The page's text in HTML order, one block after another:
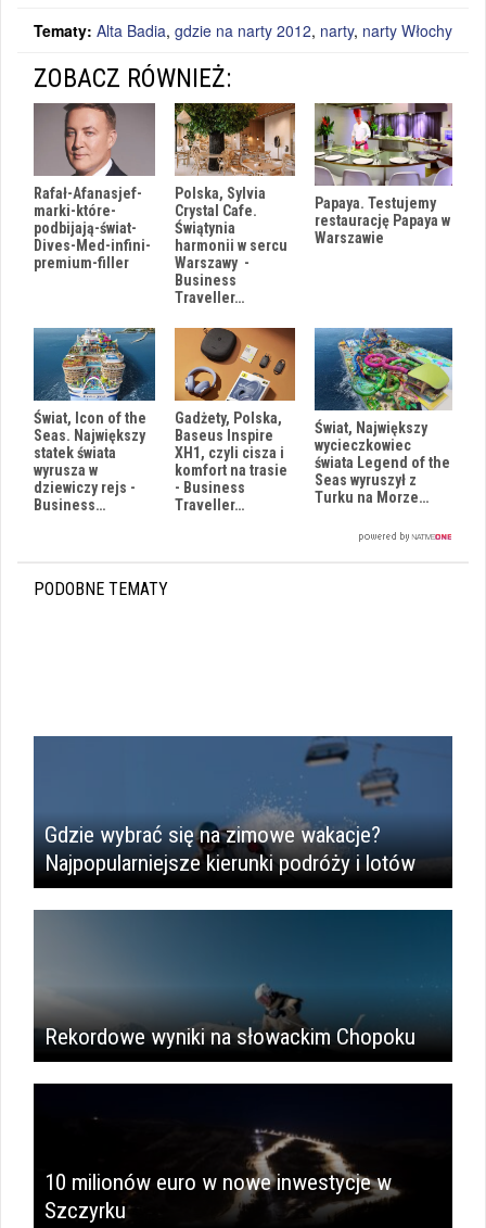
Tematy: Alta Badia, gdzie na narty 2012, narty, narty Włochy
ZOBACZ RÓWNIEŻ:
Rafał-Afanasjef-
marki-które-
podbijają-świat-
Dives-Med-infini-
premium-filler
Polska, Sylvia
Crystal Cafe.
Świątynia
harmonii w sercu
Warszawy -
Business
Traveller…
Papaya. Testujemy
restaurację Papaya w
Warszawie
Świat, Icon of the
Seas. Największy
statek świata
wyrusza w
dziewiczy rejs -
Business…
Gadżety, Polska,
Baseus Inspire
XH1, czyli cisza i
komfort na trasie
- Business
Traveller…
Świat, Największy
wycieczkowiec
świata Legend of the
Seas wyruszył z
Turku na Morze…
PODOBNE TEMATY
Gdzie wybrać się na zimowe wakacje?
Najpopularniejsze kierunki podróży i lotów
Rekordowe wyniki na słowackim Chopoku
10 milionów euro w nowe inwestycje w
Szczyrku